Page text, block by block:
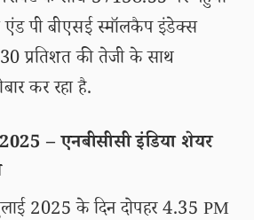
एंड पी बीएसई स्मॉलकैप इंडेक्स
प्रतिशत की तेजी के साथ
कर रहा है.
– एनबीसीसी इंडिया शेयर
2025 के दिन दोपहर 4.35 PM